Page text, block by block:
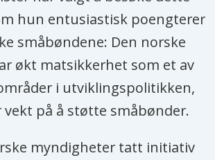
hun entusiastisk poengterer
småbøndene: Den norske
økt matsikkerhet som et av
i utviklingspolitikken,
vekt på å støtte småbønder.
myndigheter tatt initiativ